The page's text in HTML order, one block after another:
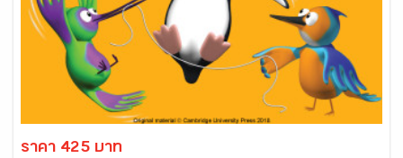
ราคา 425 บาท